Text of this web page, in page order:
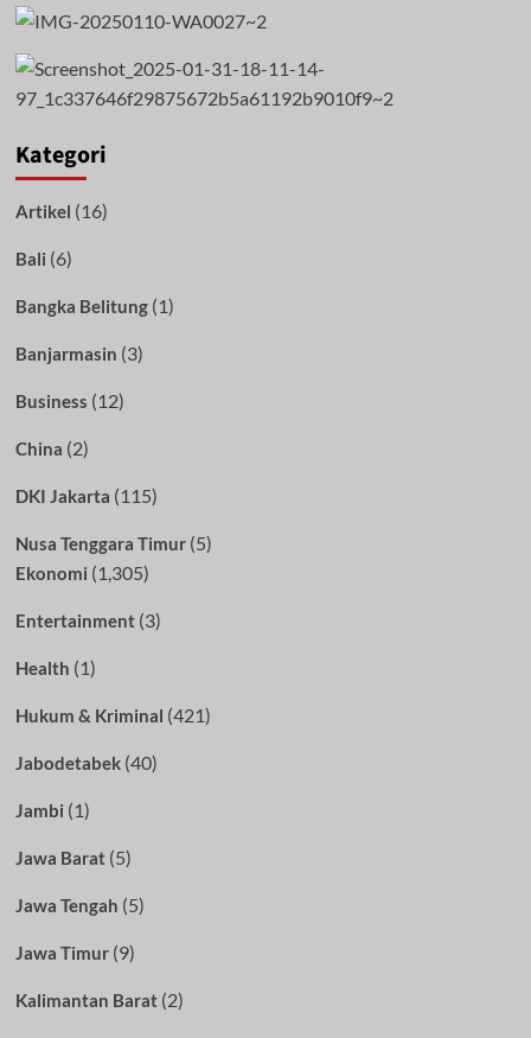
Kategori
Artikel (16)
Bali (6)
Bangka Belitung(1)
Banjarmasin (3)
Business (12)
China (2)
DKI Jakarta (115)
Nusa Tenggara Timur(5)
Ekonomi (1,305)
Entertainment(3)
Health (1)
Hukum & Kriminal (421)
Jabodetabek(40)
Jambi (1)
Jawa Barat(5)
Jawa Tengah (5)
Jawa Timur(9)
Kalimantan Barat(2)